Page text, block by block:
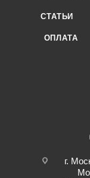
СТАТЬИ
ОПЛАТА
г.